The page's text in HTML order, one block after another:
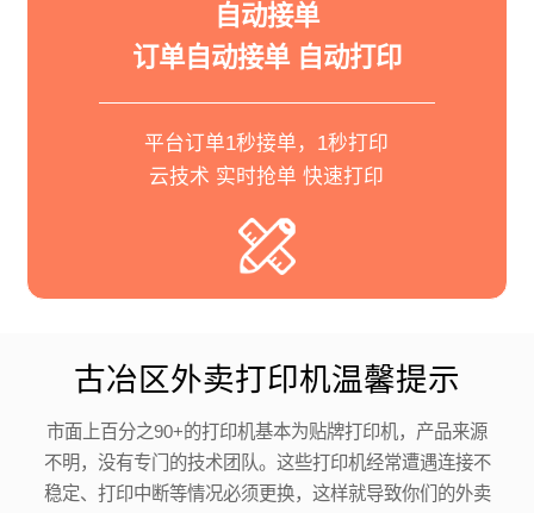
自动接单
订单自动接单 自动打印
平台订单1秒接单，1秒打印
云技术 实时抢单 快速打印
古冶区外卖打印机温馨提示
市面上百分之90+的打印机基本为贴牌打印机，产品来源
不明，没有专门的技术团队。这些打印机经常遭遇连接不
稳定、打印中断等情况必须更换，这样就导致你们的外卖